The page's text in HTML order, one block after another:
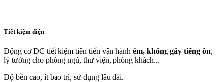
Tiết kiệm điện
Động cơ DC tiết kiệm tiên tiến vận hành êm, không gây tiếng ồn,
lý tưởng cho phòng ngủ, thư viện, phòng khách...
Độ bền cao, ít bảo trì, sử dụng lâu dài.